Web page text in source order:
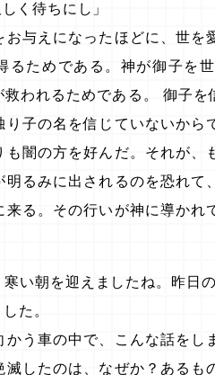
く待ちにし」
与えになったほどに、世を
るためである。神が御子を
救われるためである。 御子
り子の名を信じていないか
闇の方を好んだ。それが、
明るみに出されるのを恐れ
来る。その行いが神に導かれ
い朝を迎えましたね。昨日
た。
かう車の中で、こんな話を
滅したのは、なぜか？あるも